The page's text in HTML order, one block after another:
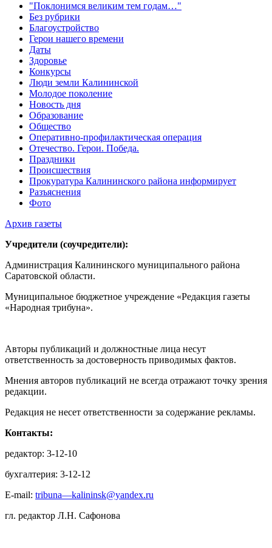
"Поклонимся великим тем годам…"
Без рубрики
Благоустройство
Герои нашего времени
Даты
Здоровье
Конкурсы
Люди земли Калининской
Молодое поколение
Новость дня
Образование
Общество
Оперативно-профилактическая операция
Отечество. Герои. Победа.
Праздники
Происшествия
Прокуратура Калининского района информирует
Разъяснения
Фото
Архив газеты
Учредители (соучредители):
Администрация Калининского муниципального района
Саратовской области.
Муниципальное бюджетное учреждение «Редакция газеты
«Народная трибуна».
Авторы публикаций и должностные лица несут
ответственность за достоверность приводимых фактов.
Мнения авторов публикаций не всегда отражают точку зрения
редакции.
Редакция не несет ответственности за содержание рекламы.
Контакты:
редактор: 3-12-10
бухгалтерия: 3-12-12
E-mail: tribuna—kalininsk@yandex.ru
гл. редактор Л.Н. Сафонова